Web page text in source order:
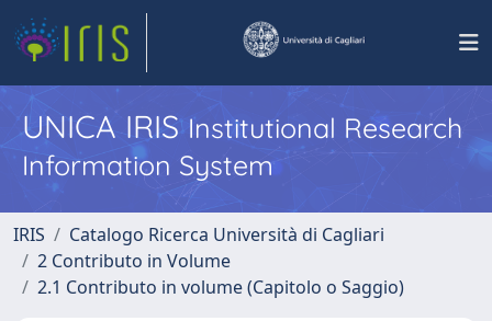
UNICA IRISInstitutional Research
Information System
IRIS
Catalogo Ricerca Università di Cagliari
2 Contributo in Volume
2.1 Contributo in volume (Capitolo o Saggio)